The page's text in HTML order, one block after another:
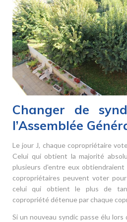
Changer de
l’Assemblée
Le jour J, chaque copropriétaire
Celui qui obtient la majorité
plusieurs d’entre eux
copropriétaires peuvent voter pour
celui qui obtient le plus de
copropriété détenue par chaque
Si un nouveau syndic passe élu lors